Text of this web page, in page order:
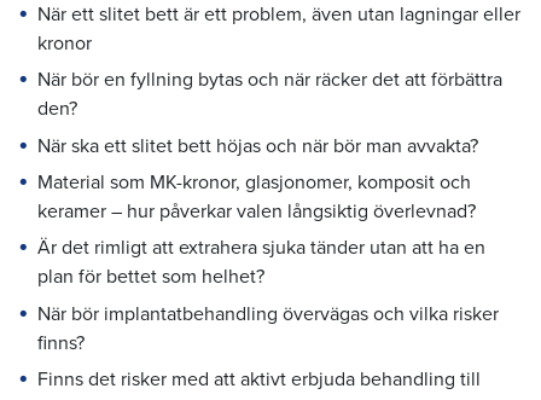
När ett slitet bett är ett problem, även utan lagningar eller
kronor
När bör en fyllning bytas och när räcker det att förbättra
den?
När ska ett slitet bett höjas och när bör man avvakta?
Material som MK-kronor, glasjonomer, komposit och
keramer – hur påverkar valen långsiktig överlevnad?
Är det rimligt att extrahera sjuka tänder utan att ha en
plan för bettet som helhet?
När bör implantatbehandling övervägas och vilka risker
finns?
Finns det risker med att aktivt erbjuda behandling till